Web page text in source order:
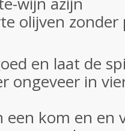
olijven zonder
en laat de
ongeveer in
een kom en en